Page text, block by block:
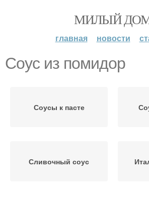
МИЛЫЙ
главная новости
Соус из помидор
Соусы к пасте
Сливочный соус